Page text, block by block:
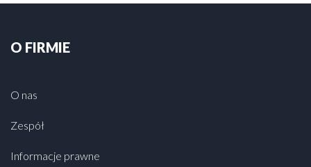
O FIRMIE
O nas
Zespół
Informacje prawne